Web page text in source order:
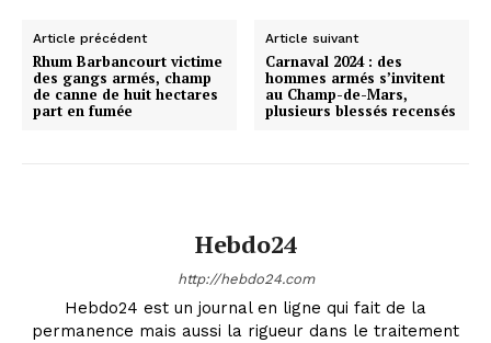
Article précédent
Rhum Barbancourt victime
des gangs armés, champ
de canne de huit hectares
part en fumée
Article suivant
Carnaval 2024 : des
hommes armés s’invitent
au Champ-de-Mars,
plusieurs blessés recensés
Hebdo24
http://hebdo24.com
Hebdo24 est un journal en ligne qui fait de la
permanence mais aussi la rigueur dans le traitement